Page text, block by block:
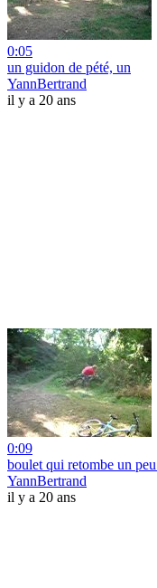
0:05
un guidon de pété, un
YannBertrand
il y a 20 ans
0:09
boulet qui retombe un
YannBertrand
il y a 20 ans